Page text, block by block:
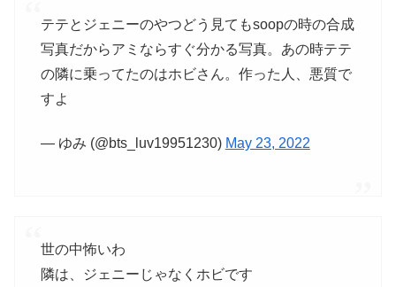
テテとジェニーのやつどう見てもsoopの時の合成
写真だからアミならすぐ分かる写真。あの時テテ
の隣に乗ってたのはホビさん。作った人、悪質で
すよ
— ゆみ (@bts_luv19951230) May 23, 2022
世の中怖いわ
隣は、ジェニーじゃなくホビです